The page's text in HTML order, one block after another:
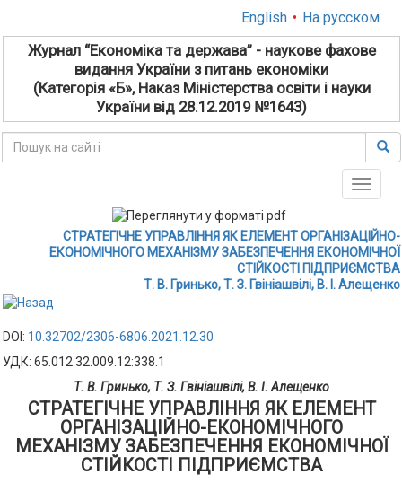
English • На русском
Журнал “Економіка та держава” - наукове фахове
видання України з питань економіки
(Категорія «Б», Наказ Міністерства освіти і науки
України від 28.12.2019 №1643)
Toggle
СТРАТЕГІЧНЕ УПРАВЛІННЯ ЯК ЕЛЕМЕНТ ОРГАНІЗАЦІЙНО-
ЕКОНОМІЧНОГО МЕХАНІЗМУ ЗАБЕЗПЕЧЕННЯ ЕКОНОМІЧНОЇ
СТІЙКОСТІ ПІДПРИЄМСТВА
Т. В. Гринько, Т. З. Гвініашвілі, В. І. Алещенко
DOI: 10.32702/2306-6806.2021.12.30
УДК: 65.012.32.009.12:338.1
Т. В. Гринько, Т. З. Гвініашвілі, В. І. Алещенко
СТРАТЕГІЧНЕ УПРАВЛІННЯ ЯК ЕЛЕМЕНТ
ОРГАНІЗАЦІЙНО-ЕКОНОМІЧНОГО
МЕХАНІЗМУ ЗАБЕЗПЕЧЕННЯ ЕКОНОМІЧНОЇ
СТІЙКОСТІ ПІДПРИЄМСТВА